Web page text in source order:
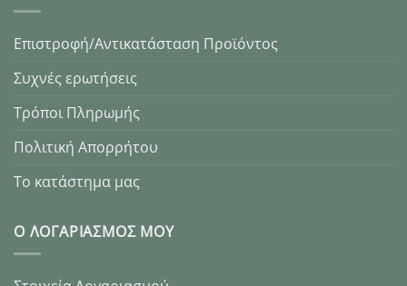
Επιστροφή/Αντικατάσταση Προϊόντος
Συχνές ερωτήσεις
Τρόποι Πληρωμής
Πολιτική Απορρήτου
Το κατάστημα μας
Ο ΛΟΓΑΡΙΑΣΜΌΣ ΜΟΥ